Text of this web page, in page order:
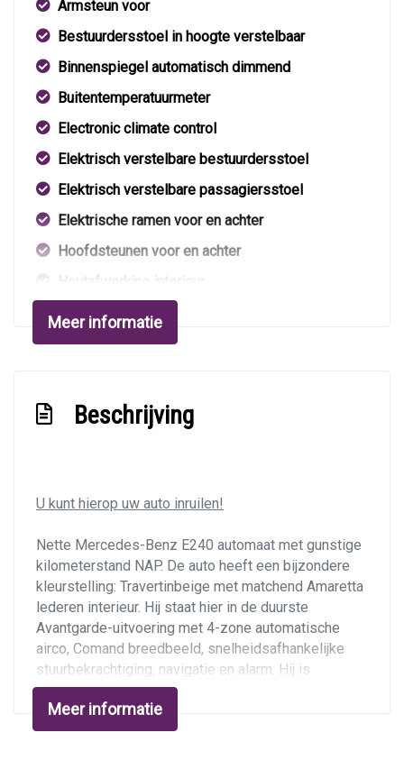
Armsteun voor
Bestuurdersstoel in hoogte verstelbaar
Binnenspiegel automatisch dimmend
Buitentemperatuurmeter
Electronic climate control
Elektrisch verstelbare bestuurdersstoel
Elektrisch verstelbare passagiersstoel
Elektrische ramen voor en achter
Hoofdsteunen voor en achter
Houtafwerking interieur
Lederen/stof bekleding
Lendesteun(en) verstelbaar
Motorrestwarmte-installatie
Passagiersstoel in hoogte verstelbaar
Stuur verstelbaar
Stuurbekrachtiging snelheidsafhankelijk
Voorstoel(en) elektrisch verstelbaar
Voorstoelen in hoogte verstelbaar
Exterieur
Bi-xenon koplampen
Buitenspiegel(s) automatisch dimmend
Meer informatie
Beschrijving
U kunt hierop uw auto inruilen!
Nette Mercedes-Benz E240 automaat met gunstige
kilometerstand NAP. De auto heeft een bijzondere
kleurstelling: Travertinbeige met matchend Amaretta
lederen interieur. Hij staat hier in de duurste
Avantgarde-uitvoering met 4-zone automatische
airco, Comand breedbeeld, snelheidsafhankelijke
stuurbekrachtiging, navigatie en alarm. Hij is
instapklaar met veel recent onderhoud en 4 nieuwe
banden.
Meer informatie